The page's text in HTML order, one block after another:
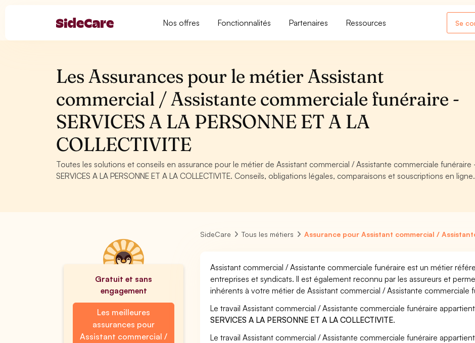
Nos offres Fonctionnalités Partenaires Ressources Se
Les Assurances pour le métier Assistant
commercial / Assistante commerciale funéraire -
SERVICES A LA PERSONNE ET A LA
COLLECTIVITE
Toutes les solutions et conseils en assurance pour le métier de Assistant commercial / Assistante commerciale funéraire
SERVICES A LA PERSONNE ET A LA COLLECTIVITE. Conseils, obligations légales, comparaisons et souscriptions en ligne.
Gratuit et sans
engagement
Les meilleures
assurances pour
Assistant commercial /
SideCare Tous les métiers Assurance pour Assistant commercial /
Assistant commercial / Assistante commerciale funéraire est un métier
entreprises et syndicats. Il est également reconnu par les assureurs et
inhérents à votre métier de Assistant commercial / Assistante commerciale
Le travail Assistant commercial / Assistante commerciale funéraire
SERVICES A LA PERSONNE ET A LA COLLECTIVITE.
Le travail Assistant commercial / Assistante commerciale funéraire